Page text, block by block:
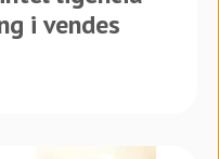
i vendes